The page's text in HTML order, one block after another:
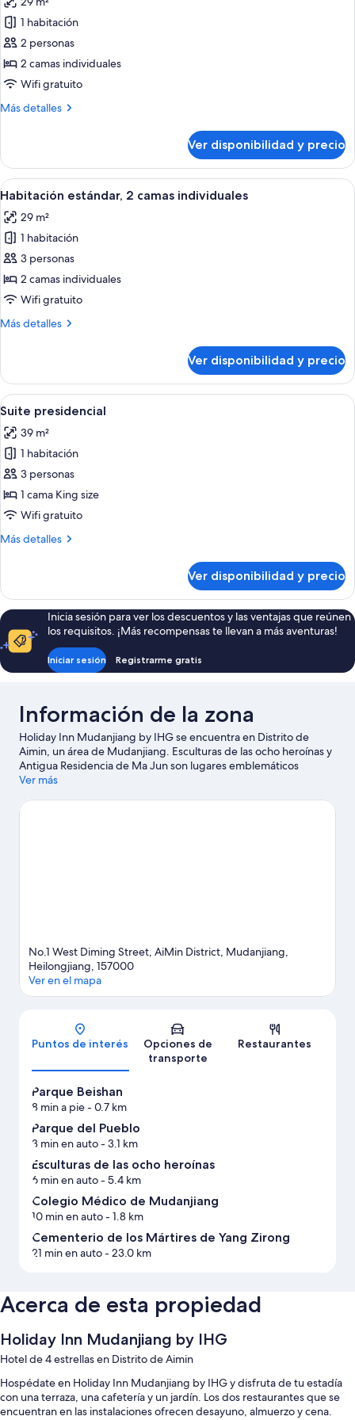
size
las
fotos
de
Habitación
estándar,
camas
la
esquina
1 habitación
2 personas
2 camas individuales
Wifi gratuito
Más detalles
Más
estándar,
camas
en
la
esquina
Ver disponibilidad y precio
Ver
todas
las
fotos
de
Habitación
estándar,
camas
Un baño moderno con ducha
6
Habitación estándar, 2 camas individuales
29 m²
1 habitación
3 personas
2 camas individuales
Wifi gratuito
Más detalles
Más
estándar,
camas
individuales
Ver disponibilidad y precio
Ver
todas
las
fotos
de
Suite
presidencial
Una habitación de hotel con una
8
Suite presidencial
39 m²
1 habitación
3 personas
1 cama King size
Wifi gratuito
Más detalles
Más
presidencial
Ver disponibilidad y precio
Inicia sesión para ver los descuentos y las ventajas que reúnen
los requisitos. ¡Más recompensas te llevan a más aventuras!
Iniciar sesión Registrarme gratis
Información de la zona
Holiday Inn Mudanjiang by IHG se encuentra en Distrito de
Aimin, un área de Mudanjiang. Esculturas de las ocho heroínas y
Antigua Residencia de Ma Jun son lugares emblemáticos
locales, y la belleza natural del área puede apreciarse en Parque
Mudanjiang
Ver más
No.1 West Diming Street, AiMin District, Mudanjiang,
Heilongjiang, 157000
Ver en el mapa
Puntos de interés
Opciones de
transporte
Restaurantes
Parque Beishan
8 min a pie- 0.7 km
Parque del Pueblo
3 min en auto- 3.1 km
Esculturas de las ocho heroínas
6 min en auto- 5.4 km
Colegio Médico de Mudanjiang
10 min en auto- 1.8 km
Cementerio de los Mártires de Yang Zirong
21 min en auto- 23.0 km
Acerca de esta propiedad
Holiday Inn Mudanjiang by IHG
Hotel de 4 estrellas en Distrito de Aimin
Hospédate en Holiday Inn Mudanjiang by IHG y disfruta de tu estadía
con una terraza, una cafetería y un jardín. Los dos restaurantes que se
encuentran en las instalaciones ofrecen desayuno, almuerzo y cena.